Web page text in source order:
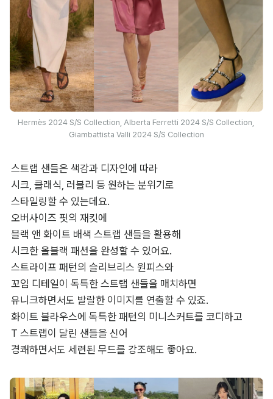
Hermès 2024 S/S Collection, Alberta Ferretti 2024 S/S Collection,
Giambattista Valli 2024 S/S Collection
스트랩 샌들은 색감과 디자인에 따라
시크, 클래식, 러블리 등 원하는 분위기로
스타일링할 수 있는데요.
오버사이즈 핏의 재킷에
블랙 앤 화이트 배색 스트랩 샌들을 활용해
시크한 올블랙 패션을 완성할 수 있어요.
스트라이프 패턴의 슬리브리스 원피스와
꼬임 디테일이 독특한 스트랩 샌들을 매치하면
유니크하면서도 발랄한 이미지를 연출할 수 있죠.
화이트 블라우스에 독특한 패턴의 미니스커트를 코디하고
T 스트랩이 달린 샌들을 신어
경쾌하면서도 세련된 무드를 강조해도 좋아요.